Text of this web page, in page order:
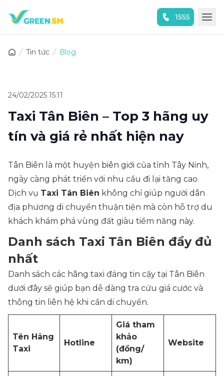
1555
Tin tức Blog
24/02/2025 15:11
Taxi Tân Biên – Top 3 hãng uy
tín và giá rẻ nhất hiện nay
Tân Biên là một huyện biên giới của tỉnh Tây Ninh,
ngày càng phát triển với nhu cầu đi lại tăng cao.
Dịch vụ Taxi Tân Biên không chỉ giúp người dân
địa phương di chuyển thuận tiện mà còn hỗ trợ du
khách khám phá vùng đất giàu tiềm năng này.
Danh sách Taxi Tân Biên đầy đủ
nhất
Danh sách các hãng taxi đáng tin cậy tại Tân Biên
dưới đây sẽ giúp bạn dễ dàng tra cứu giá cước và
thông tin liên hệ khi cần di chuyển.
Tên Hãng
Taxi
Hotline
Giá tham
khảo
(đồng/
km)
Website